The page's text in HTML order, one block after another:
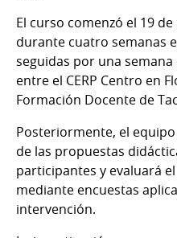
El curso comenzó el 19
durante cuatro semanas
seguidas por una
entre el CERP Centro en
Formación Docente de
Posteriormente, el
de las propuestas
participantes y evaluará
mediante encuestas
intervención.